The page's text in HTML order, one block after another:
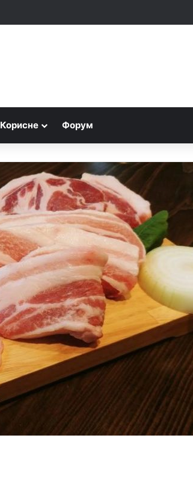
Корисне Форум